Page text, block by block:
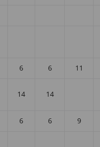
6 6 11
14 14
6 6 9